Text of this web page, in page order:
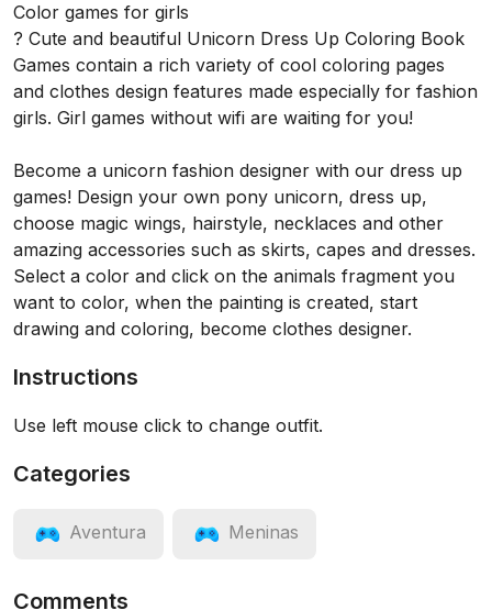
Color games for girls
? Cute and beautiful Unicorn Dress Up Coloring Book
Games contain a rich variety of cool coloring pages
and clothes design features made especially for fashion
girls. Girl games without wifi are waiting for you!
Become a unicorn fashion designer with our dress up
games! Design your own pony unicorn, dress up,
choose magic wings, hairstyle, necklaces and other
amazing accessories such as skirts, capes and dresses.
Select a color and click on the animals fragment you
want to color, when the painting is created, start
drawing and coloring, become clothes designer.
Instructions
Use left mouse click to change outfit.
Categories
Aventura Meninas
Comments